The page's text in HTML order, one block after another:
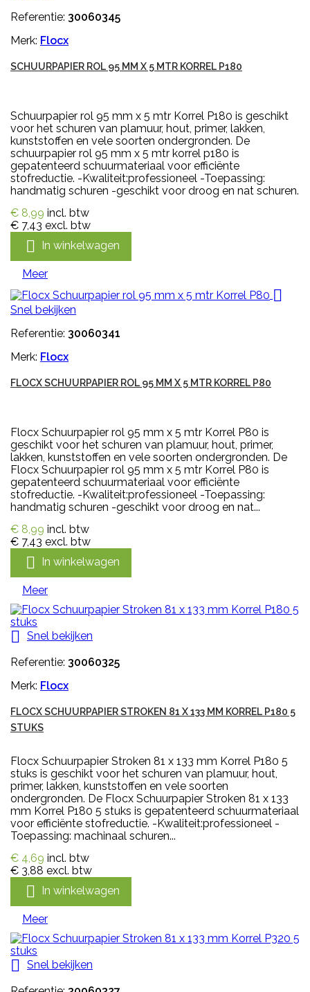
Referentie: 30060345
Merk: Flocx
SCHUURPAPIER ROL 95 MM X 5 MTR KORREL P180
Schuurpapier rol 95 mm x 5 mtr Korrel P180 is geschikt
voor het schuren van plamuur, hout, primer, lakken,
kunststoffen en vele soorten ondergronden. De
schuurpapier rol 95 mm x 5 mtr korrel p180 is
gepatenteerd schuurmateriaal voor efficiënte
stofreductie. -Kwaliteit:professioneel -Toepassing:
handmatig schuren -geschikt voor droog en nat schuren.
€ 8,99 incl. btw
€ 7,43 excl. btw
 In winkelwagen
Meer

Snel bekijken
Referentie: 30060341
Merk: Flocx
FLOCX SCHUURPAPIER ROL 95 MM X 5 MTR KORREL P80
Flocx Schuurpapier rol 95 mm x 5 mtr Korrel P80 is
geschikt voor het schuren van plamuur, hout, primer,
lakken, kunststoffen en vele soorten ondergronden. De
Flocx Schuurpapier rol 95 mm x 5 mtr Korrel P80 is
gepatenteerd schuurmateriaal voor efficiënte
stofreductie. -Kwaliteit:professioneel -Toepassing:
handmatig schuren -geschikt voor droog en nat...
€ 8,99 incl. btw
€ 7,43 excl. btw
 In winkelwagen
Meer
 Snel bekijken
Referentie: 30060325
Merk: Flocx
FLOCX SCHUURPAPIER STROKEN 81 X 133 MM KORREL P180 5
STUKS
Flocx Schuurpapier Stroken 81 x 133 mm Korrel P180 5
stuks is geschikt voor het schuren van plamuur, hout,
primer, lakken, kunststoffen en vele soorten
ondergronden. De Flocx Schuurpapier Stroken 81 x 133
mm Korrel P180 5 stuks is gepatenteerd schuurmateriaal
voor efficiënte stofreductie. -Kwaliteit:professioneel -
Toepassing: machinaal schuren...
€ 4,69 incl. btw
€ 3,88 excl. btw
 In winkelwagen
Meer
 Snel bekijken